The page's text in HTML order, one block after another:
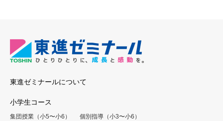
東進ゼミナールについて
小学生コース
集団授業（小5〜小6）
個別指導（小3〜小6）